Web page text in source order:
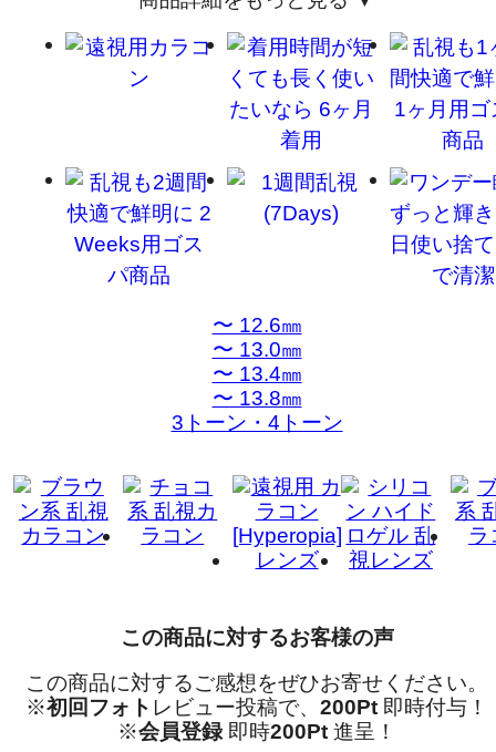
〜 12.6㎜
〜 13.0㎜
〜 13.4㎜
〜 13.8㎜
3トーン・4トーン
この商品に対するお客様の声
この商品に対するご感想をぜひお寄せください。
※初回フォト レビュー投稿で、 200Pt 即時付与！
※会員登録即時200Pt 進呈！